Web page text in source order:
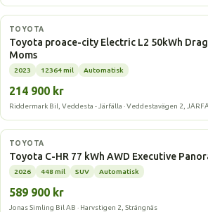
Elbil
TOYOTA
Toyota proace-city Electric L2 50kWh Drag
Moms
2023 12364 mil Automatisk
214 900 kr
Riddermark Bil, Veddesta - Järfälla · Veddestavägen 2,
Elbil
TOYOTA
Toyota C-HR 77 kWh AWD Executive
2026 448 mil SUV Automatisk
589 900 kr
Jonas Simling Bil AB · Harvstigen 2, Strängnäs